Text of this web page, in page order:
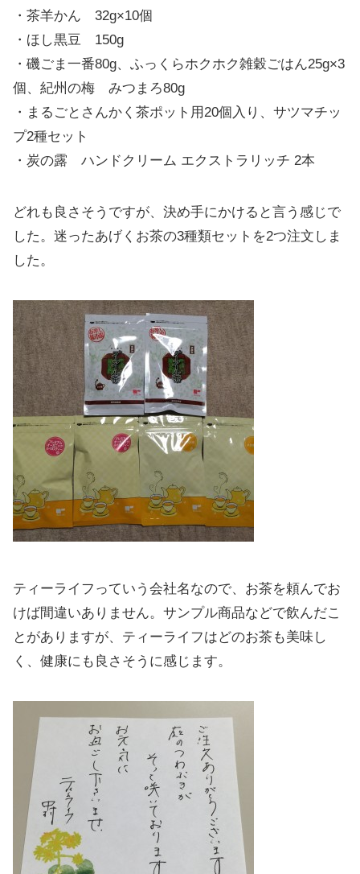
・茶羊かん 32g×10個
・ほし黒豆 150g
・磯ごま一番80g、ふっくらホクホク雑穀ごはん25g×3
個、紀州の梅 みつまろ80g
・まるごとさんかく茶ポット用20個入り、サツマチッ
プ2種セット
・炭の露 ハンドクリーム エクストラリッチ 2本
どれも良さそうですが、決め手にかけると言う感じで
した。迷ったあげくお茶の3種類セットを2つ注文しま
した。
ティーライフっていう会社名なので、お茶を頼んでお
けば間違いありません。サンプル商品などで飲んだこ
とがありますが、ティーライフはどのお茶も美味し
く、健康にも良さそうに感じます。